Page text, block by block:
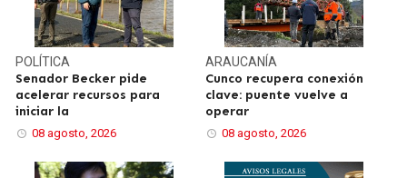
POLÍTICA
Senador Becker pide
acelerar recursos para
iniciar la
08 agosto, 2026
ARAUCANÍA
Cunco recupera conexión
clave: puente vuelve a
operar
08 agosto, 2026